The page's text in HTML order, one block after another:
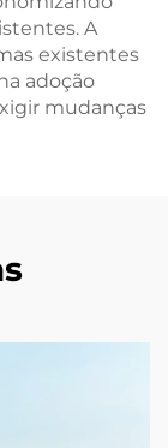
A
existentes
adoção
mudanças